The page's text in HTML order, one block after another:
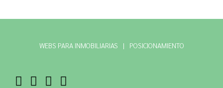
WEBS PARA INMOBILIARIAS POSICIONAMIENTO